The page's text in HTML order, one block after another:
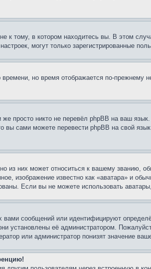
к тому, в котором находитесь вы. В этом
могут только зарегистрированные
но время отображается по-прежнему
просто никто не перевёл phpBB на ваш
вы сами можете перевести phpBB на свой
из них может относиться к вашему званию,
изображение известно как «аватара» и
Если вы не можете использовать
сообщений или идентифицируют
установлены её администратором.
или администратор понизят значение